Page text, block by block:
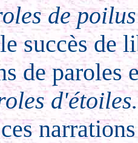
de poilus
succès de
de paroles